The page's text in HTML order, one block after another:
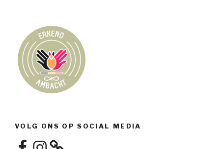
VOLG ONS OP SOCIAL MEDIA
FacebookInstagram